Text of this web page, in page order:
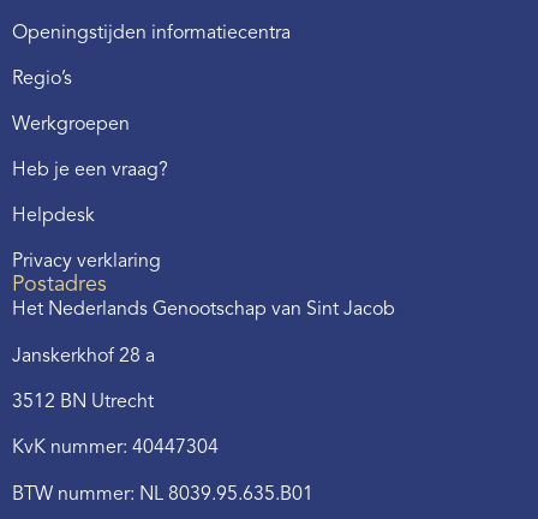
Openingstijden informatiecentra
Regio’s
Werkgroepen
Heb je een vraag?
Helpdesk
Privacy verklaring
Postadres
Het Nederlands Genootschap van Sint Jacob
Janskerkhof 28 a
3512 BN Utrecht
KvK nummer: 40447304
BTW nummer: NL 8039.95.635.B01